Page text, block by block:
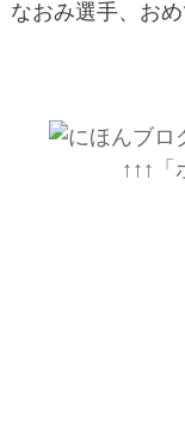
なおみ選手、おめ
↑↑↑「